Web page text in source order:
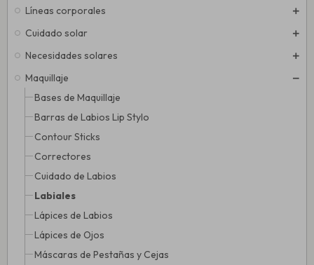
Líneas corporales
Cuidado solar
Necesidades solares
Maquillaje
Bases de Maquillaje
Barras de Labios Lip Stylo
Contour Sticks
Correctores
Cuidado de Labios
Labiales
Lápices de Labios
Lápices de Ojos
Máscaras de Pestañas y Cejas